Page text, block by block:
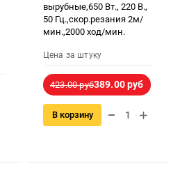
вырубные,650 Вт., 220 В.,
50 Гц.,скор.резания 2м/
мин.,2000 ход/мин.
Цена за штуку
423.00 руб389.00 руб
В корзину